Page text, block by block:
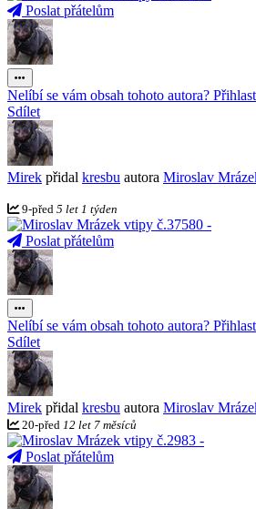
Poslat přátelům
Nelíbí se vám obsah tohoto autora?
Sdílet
Mirek přidal kresbu autora Miroslav
9-před 5 let 1 týden
Poslat přátelům
Nelíbí se vám obsah tohoto autora?
Sdílet
Mirek přidal kresbu autora Miroslav
20-před 12 let 7 měsíců
Poslat přátelům